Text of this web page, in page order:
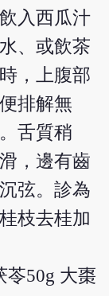
入西瓜汁
、或飲茶
，上腹部
排解無
舌質稍
，邊有齒
弦。診為
枝去桂加
苓50g 大棗